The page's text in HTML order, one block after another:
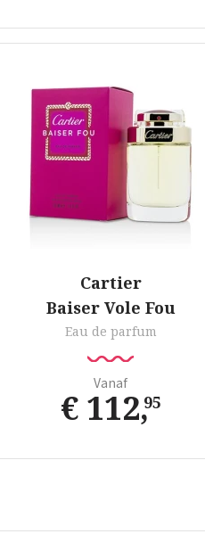
Cartier
Baiser Vole Fou
Eau de parfum
Vanaf
€ 112,95